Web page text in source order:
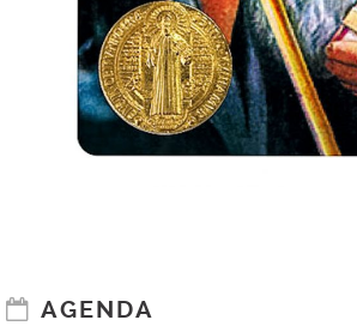
AGENDA